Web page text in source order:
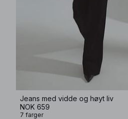
Jeans med vidde og høyt liv
NOK 659
7 farger